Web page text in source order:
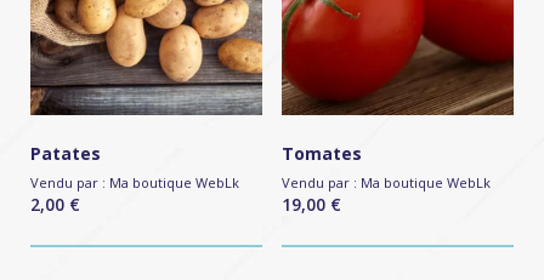
Patates
2,00 €
Vendu par : Ma boutique WebLk
Tomates
19,00 €
Vendu par : Ma boutique WebLk